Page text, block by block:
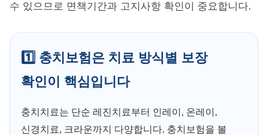
수 있으므로 면책기간과 고지사항 확인이 중요합니다.
1️⃣ 충치보험은 치료 방식별 보장
확인이 핵심입니다
충치치료는 단순 레진치료부터 인레이, 온레이,
신경치료, 크라운까지 다양합니다. 충치보험을 볼